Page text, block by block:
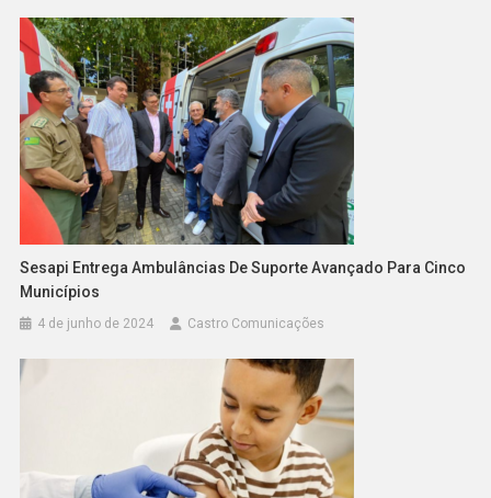
Sesapi Entrega Ambulâncias De Suporte Avançado Para Cinco
Municípios
4 de junho de 2024 Castro Comunicações